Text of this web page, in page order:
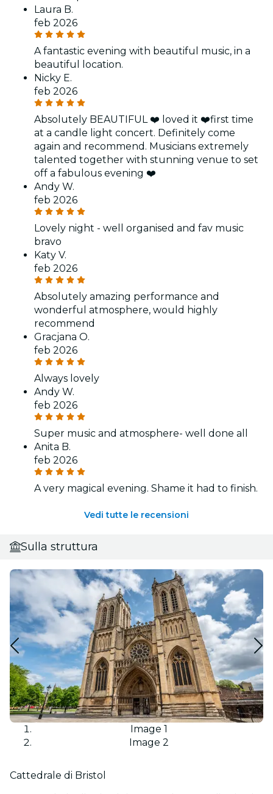
Laura B.
feb 2026
A fantastic evening with beautiful music, in a
beautiful location.
Nicky E.
feb 2026
Absolutely BEAUTIFUL ❤️ loved it ❤️first time
at a candle light concert. Definitely come
again and recommend. Musicians extremely
talented together with stunning venue to set
off a fabulous evening ❤️
Andy W.
feb 2026
Lovely night - well organised and fav music
bravo
Katy V.
feb 2026
Absolutely amazing performance and
wonderful atmosphere, would highly
recommend
Gracjana O.
feb 2026
Always lovely
Andy W.
feb 2026
Super music and atmosphere- well done all
Anita B.
feb 2026
A very magical evening. Shame it had to finish.
Vedi tutte le recensioni
Sulla struttura
Image 1
Image 2
Cattedrale di Bristol